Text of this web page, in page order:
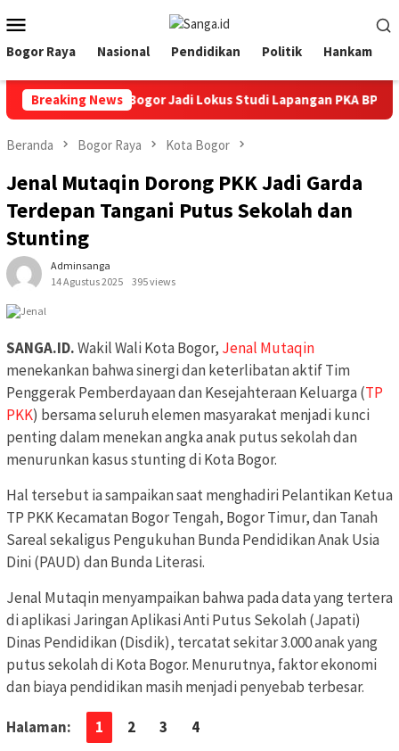
ke
kontenMobile
Bogor Raya Nasional Pendidikan Politik Hankam
Breaking News
Antarkan Kota Bogor Jadi Lokus Studi Lapangan PKA BPS 2026
Beranda Bogor Raya Kota Bogor
Jenal Mutaqin Dorong PKK Jadi Garda
Terdepan Tangani Putus Sekolah dan
Stunting
Adminsanga
14 Agustus 2025
395 views
SANGA.ID.Wakil Wali Kota Bogor, Jenal Mutaqin
menekankan bahwa sinergi dan keterlibatan aktif Tim
Penggerak Pemberdayaan dan Kesejahteraan Keluarga (TP
PKK) bersama seluruh elemen masyarakat menjadi kunci
penting dalam menekan angka anak putus sekolah dan
menurunkan kasus stunting di Kota Bogor.
Hal tersebut ia sampaikan saat menghadiri Pelantikan Ketua
TP PKK Kecamatan Bogor Tengah, Bogor Timur, dan Tanah
Sareal sekaligus Pengukuhan Bunda Pendidikan Anak Usia
Dini (PAUD) dan Bunda Literasi.
Jenal Mutaqin menyampaikan bahwa pada data yang tertera
di aplikasi Jaringan Aplikasi Anti Putus Sekolah (Japati)
Dinas Pendidikan (Disdik), tercatat sekitar 3.000 anak yang
putus sekolah di Kota Bogor. Menurutnya, faktor ekonomi
dan biaya pendidikan masih menjadi penyebab terbesar.
Halaman: 1 2 3 4